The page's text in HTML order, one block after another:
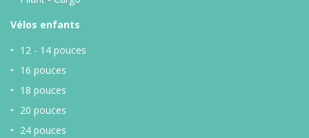
Vélos enfants
12 - 14 pouces
16 pouces
18 pouces
20 pouces
24 pouces